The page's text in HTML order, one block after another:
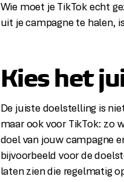
Wie moet je TikTok echt
uit je campagne te halen,
Kies het
De juiste doelstelling is
maar ook voor TikTok: zo
doel van jouw campagne
bijvoorbeeld voor de
laten zien die regelmatig